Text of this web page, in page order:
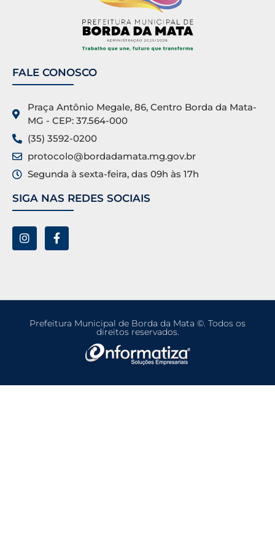
FALE CONOSCO
Praça Antônio Megale, 86, Centro Borda da Mata-
MG - CEP: 37.564-000
(35) 3592-0200
protocolo@bordadamata.mg.gov.br
Segunda à sexta-feira, das 09h às 17h
SIGA NAS REDES SOCIAIS
Prefeitura Municipal de Borda da Mata ©. Todos os
direitos reservados.